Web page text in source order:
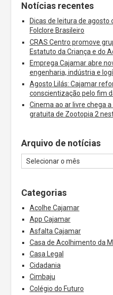
Notícias recentes
Dicas de leitura de agosto
Folclore Brasileiro
CRAS Centro promove
Estatuto da Criança e do
Emprega Cajamar abre
engenharia, indústria e
Agosto Lilás: Cajamar
conscientização pelo fim
Cinema ao ar livre chega
gratuita de Zootopia 2
Arquivo de notícias
Categorias
Acolhe Cajamar
App Cajamar
Asfalta Cajamar
Casa de Acolhimento da
Casa Legal
Cidadania
Cimbaju
Colégio do Futuro